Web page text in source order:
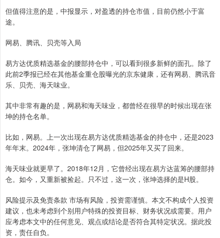
但值得注意的是，中报显示，对盈透的持仓市值，目前仍然小于富
途。
网易、腾讯、贝壳等入局
易方达优质精选基金的腰部持仓中，可以看到很多新鲜的面孔。除了
此前2季报已经在其他基金重仓股曝光的京东健康，还有网易、腾讯音
乐、贝壳、海天味业。
其中非常有趣的是，网易和海天味业，都曾经在很早的时候出现在张
坤的持仓名单。
比如，网易。上一次出现在易方达优质精选基金的持仓中，还是2023
年年末。2024年，张坤清仓了网易，但2025年又买了回来。
海天味业就更早了。2018年12月，它曾经出现在易方达蓝筹的腰部持
仓。如今，又重新被捡起。只不过，这一次，张坤选择的是H股。
风险提示及免责条款 市场有风险，投资需谨慎。本文不构成个人投资
建议，也未考虑到个别用户特殊的投资目标、财务状况或需要。用户
应考虑本文中的任何意见、观点或结论是否符合其特定状况。据此投
资，责任自负。